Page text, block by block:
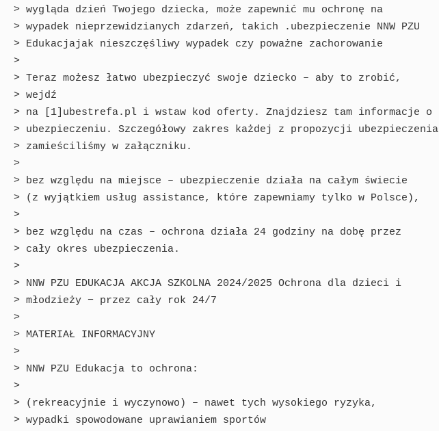
> wygląda dzień Twojego dziecka, może zapewnić mu ochronę na
> wypadek nieprzewidzianych zdarzeń, takich .ubezpieczenie NNW PZU
> Edukacjajak nieszczęśliwy wypadek czy poważne zachorowanie
>
> Teraz możesz łatwo ubezpieczyć swoje dziecko – aby to zrobić,
> wejdź
> na [1]ubestrefa.pl i wstaw kod oferty. Znajdziesz tam informacje o
> ubezpieczeniu. Szczegółowy zakres każdej z propozycji ubezpieczenia
> zamieściliśmy w załączniku.
>
> bez względu na miejsce – ubezpieczenie działa na całym świecie
> (z wyjątkiem usług assistance, które zapewniamy tylko w Polsce),
>
> bez względu na czas – ochrona działa 24 godziny na dobę przez
> cały okres ubezpieczenia.
>
> NNW PZU EDUKACJA AKCJA SZKOLNA 2024/2025 Ochrona dla dzieci i
> młodzieży − przez cały rok 24/7
>
> MATERIAŁ INFORMACYJNY
>
> NNW PZU Edukacja to ochrona:
>
> (rekreacyjnie i wyczynowo) – nawet tych wysokiego ryzyka,
> wypadki spowodowane uprawianiem sportów